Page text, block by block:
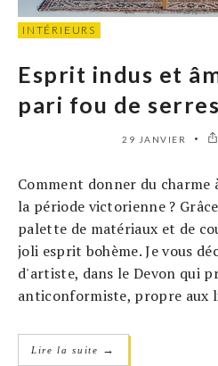
INTÉRIEURS
Esprit indus et
pari fou de
29 JANVIER
Comment donner du charme
la période victorienne ?
palette de matériaux et de
joli esprit bohème. Je vous
d'artiste, dans le Devon qui
anticonformiste, propre aux
Lire la suite →